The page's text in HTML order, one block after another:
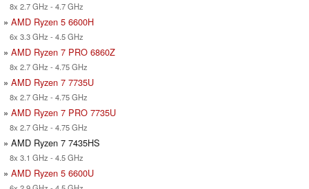
8x 2.7 GHz - 4.7 GHz
» AMD Ryzen 5 6600H
6x 3.3 GHz - 4.5 GHz
» AMD Ryzen 7 PRO 6860Z
8x 2.7 GHz - 4.75 GHz
» AMD Ryzen 7 7735U
8x 2.7 GHz - 4.75 GHz
» AMD Ryzen 7 PRO 7735U
8x 2.7 GHz - 4.75 GHz
» AMD Ryzen 7 7435HS
8x 3.1 GHz - 4.5 GHz
» AMD Ryzen 5 6600U